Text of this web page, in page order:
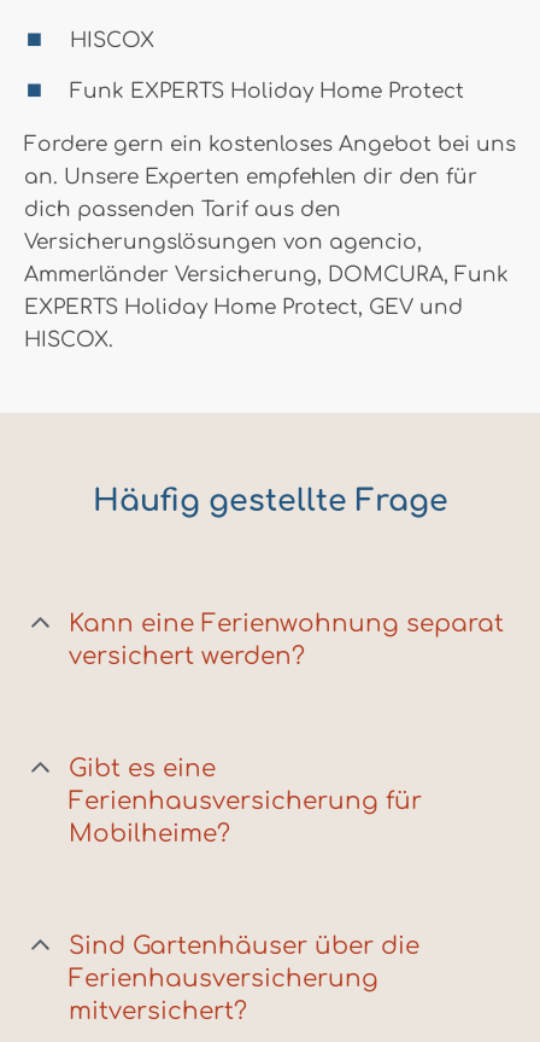
HISCOX
Funk EXPERTS Holiday Home Protect
Fordere gern ein kostenloses Angebot bei uns
an. Unsere Experten empfehlen dir den für
dich passenden Tarif aus den
Versicherungslösungen von agencio,
Ammerländer Versicherung, DOMCURA, Funk
EXPERTS Holiday Home Protect, GEV und
HISCOX.
Häufig gestellte Frage
Kann eine Ferienwohnung separat
versichert werden?
Gibt es eine
Ferienhausversicherung für
Mobilheime?
Sind Gartenhäuser über die
Ferienhausversicherung
mitversichert?